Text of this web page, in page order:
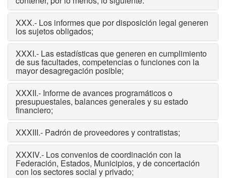
XXX.- Los informes que por disposición legal generen
los sujetos obligados;
XXXI.- Las estadísticas que generen en cumplimiento
de sus facultades, competencias o funciones con la
mayor desagregación posible;
XXXII.- Informe de avances programáticos o
presupuestales, balances generales y su estado
financiero;
XXXIII.- Padrón de proveedores y contratistas;
XXXIV.- Los convenios de coordinación con la
Federación, Estados, Municipios, y de concertación
con los sectores social y privado;